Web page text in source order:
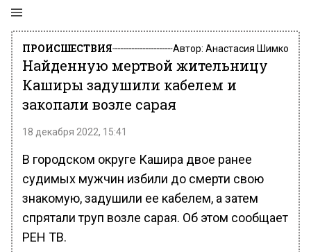
ПРОИСШЕСТВИЯ Автор: Анастасия Шимко
Найденную мертвой жительницу
Каширы задушили кабелем и
закопали возле сарая
18 декабря 2022, 15:41
В городском округе Кашира двое ранее
судимых мужчин избили до смерти свою
знакомую, задушили ее кабелем, а затем
спрятали труп возле сарая. Об этом сообщает
РЕН ТВ.